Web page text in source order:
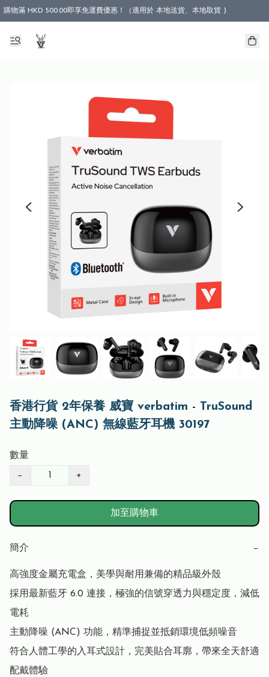
購物滿 HKD 500.00即享免運費優惠！（適用於 本地送貨、本地取貨 )
香港行貨 2年保養 威寶 verbatim - TruSound
主動降噪 (ANC) 無線藍牙耳機 30197
數量
− +
加至購物車
簡介 −
高強度金屬充電盒，美學與耐用兼備的精品級外殼
採用最新藍牙 6.0 連接，極強的信號穿透力與穩定度，減低
電耗
主動降噪 (ANC) 功能，精準捕捉並抵銷環境低頻噪音
符合人體工學的入耳式設計，完美貼合耳廓，帶來全天舒適
配戴體驗